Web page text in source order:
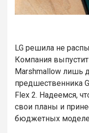
LG решила не
Компания
Marshmallow лишь
предшественника
Flex 2. Надеемся,
свои планы и
бюджетных